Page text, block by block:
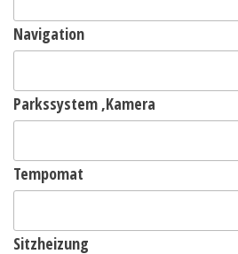
Navigation
Parkssystem ,Kamera
Tempomat
Sitzheizung